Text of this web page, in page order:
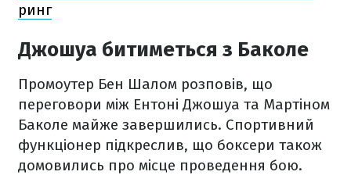
ринг
Джошуа битиметься з Баколе
Промоутер Бен Шалом розповів, що
переговори між Ентоні Джошуа та Мартіном
Баколе майже завершились. Спортивний
функціонер підкреслив, що боксери також
домовились про місце проведення бою.